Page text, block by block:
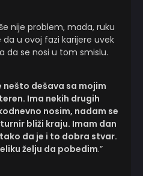
nije problem, mada, ruku
da u ovoj fazi karijere uvek
da se nosi u tom smislu.
nešto dešava sa mojim
Ima nekih drugih
nosim, nadam se
bliži kraju. Imam dan
da je i to dobra stvar.
želju da pobedim.”